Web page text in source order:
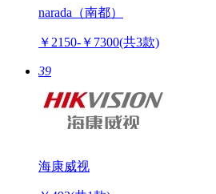
narada（南都）
￥2150-￥7300(共3款)
39
海康威视